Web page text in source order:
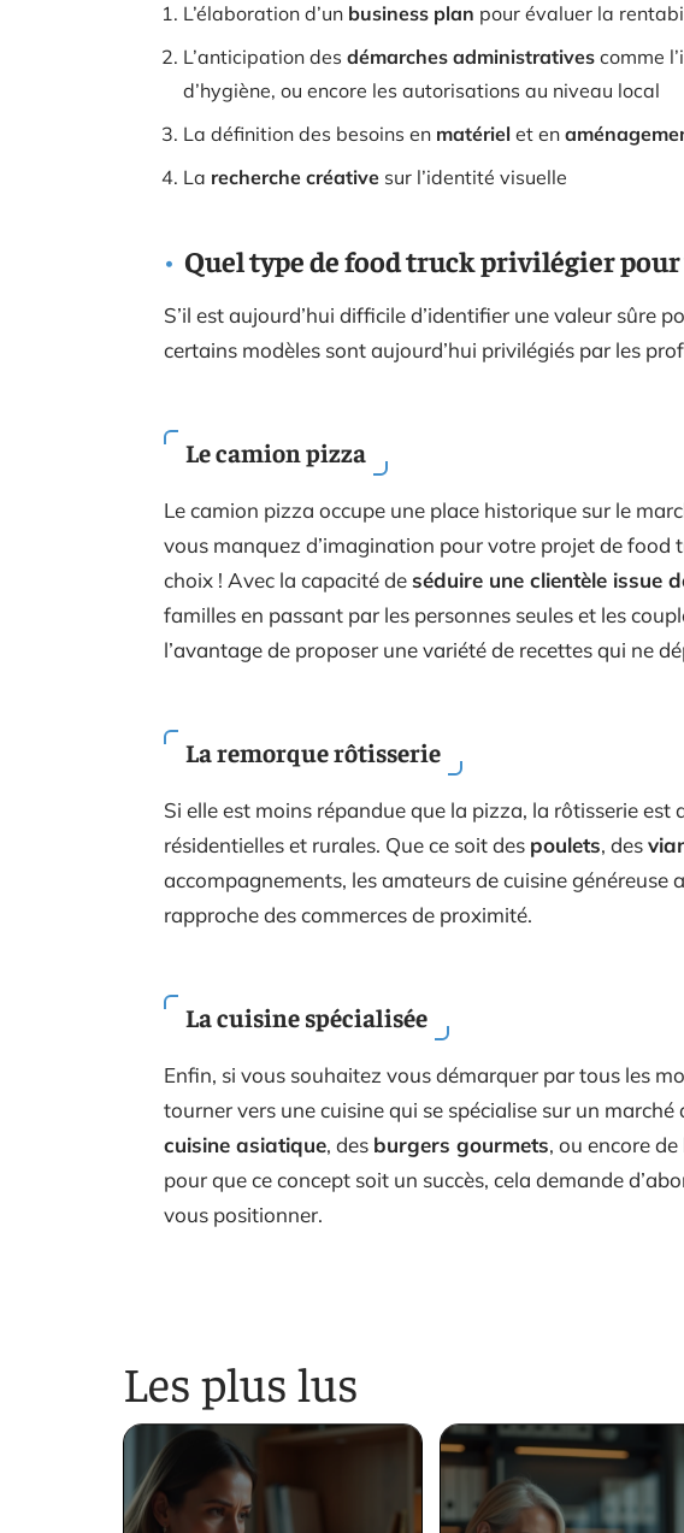
L’élaboration d’un business plan pour évaluer la
L’anticipation des démarches administratives comme
d’hygiène, ou encore les autorisations au niveau local
La définition des besoins en matériel et en
La recherche créative sur l’identité visuelle
Quel type de food truck privilégier
S’il est aujourd’hui difficile d’identifier une valeur sûre
certains modèles sont aujourd’hui privilégiés par les
Le camion pizza
Le camion pizza occupe une place historique sur le
vous manquez d’imagination pour votre projet de food
choix ! Avec la capacité deséduire une clientèle issue
familles en passant par les personnes seules et les
l’avantage de proposer une variété de recettes qui ne
La remorque rôtisserie
Si elle est moins répandue que la pizza, la rôtisserie est
résidentielles et rurales. Que ce soit des poulets, des
accompagnements, les amateurs de cuisine généreuse
rapproche des commerces de proximité.
La cuisine spécialisée
Enfin, si vous souhaitez vous démarquer par tous les
tourner vers une cuisine qui se spécialise sur un marché
cuisine asiatique, des burgers gourmets, ou encore de
pour que ce concept soit un succès, cela demande
vous positionner.
Les plus lus